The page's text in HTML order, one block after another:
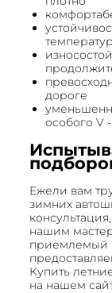
температур
дороге
особого V
Ежели вам
зимних
нашим
приемлемый
Купить
на нашем